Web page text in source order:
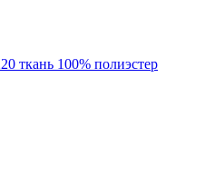
ткань 100% полиэстер